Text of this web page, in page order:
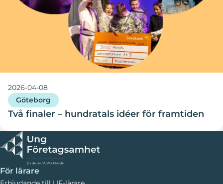
2026-04-08
Göteborg
Två finaler – hundratals idéer för framtiden
För lärare